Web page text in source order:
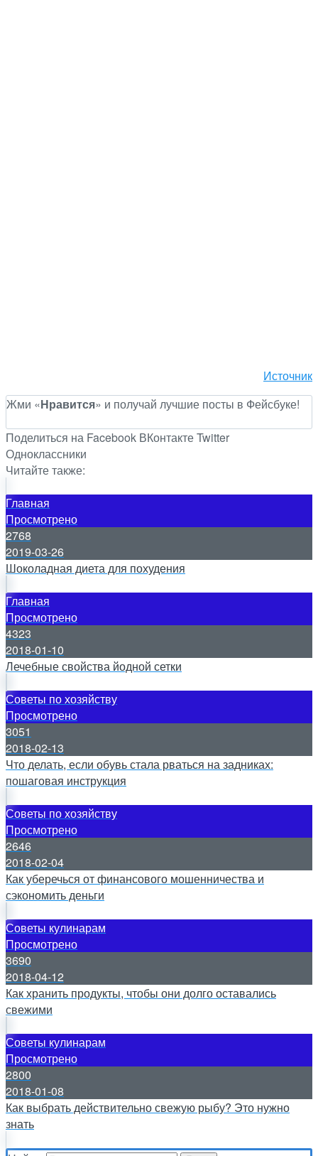
Источник
Жми «Нравится» и получай лучшие посты в Фейсбуке!
Поделиться на Facebook ВКонтактеTwitter
Одноклассники
Читайте также:
Главная
Просмотрено
2768
2019-03-26
Шоколадная диета для похудения
Главная
Просмотрено
4323
2018-01-10
Лечебные свойства йодной сетки
Советы по хозяйству
Просмотрено
3051
2018-02-13
Что делать, если обувь стала рваться на задниках:
пошаговая инструкция
Советы по хозяйству
Просмотрено
2646
2018-02-04
Как уберечься от финансового мошенничества и
сэкономить деньги
Советы кулинарам
Просмотрено
3690
2018-04-12
Как хранить продукты, чтобы они долго оставались
свежими
Советы кулинарам
Просмотрено
2800
2018-01-08
Как выбрать действительно свежую рыбу? Это нужно
знать